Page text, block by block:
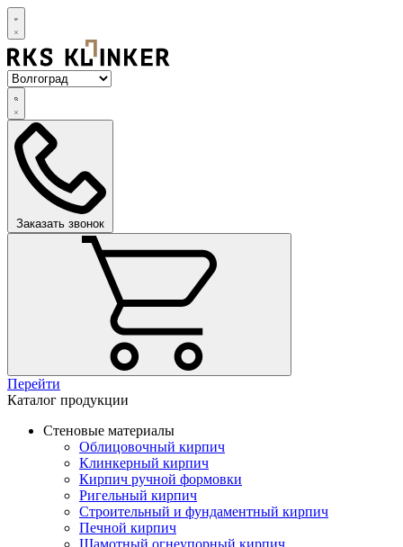
Заказать звонок
Перейти
Каталог продукции
Стеновые материалы
Облицовочный кирпич
Клинкерный кирпич
Кирпич ручной формовки
Ригельный кирпич
Строительный и фундаментный кирпич
Печной кирпич
Шамотный огнеупорный кирпич